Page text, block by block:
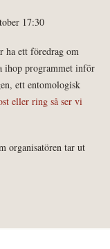
17:30
ett föredrag om
ihop programmet inför
ett entomologisk
eller ring så ser vi
organisatören tar ut